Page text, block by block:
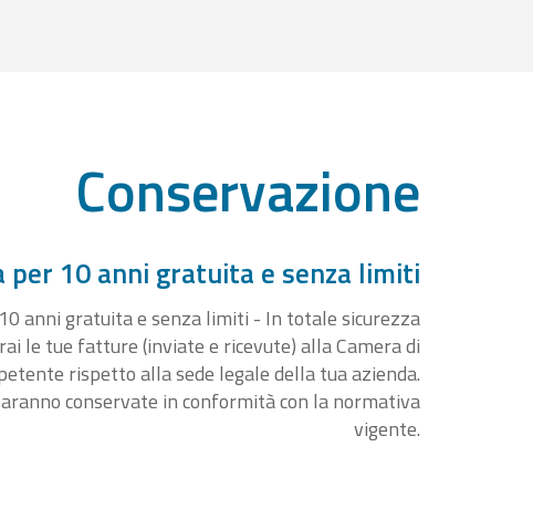
Conservazione
per 10 anni gratuita e senza limiti
anni gratuita e senza limiti - In totale sicurezza
le tue fatture (inviate e ricevute) alla Camera di
rispetto alla sede legale della tua azienda.
conservate in conformità con la normativa
vigente.